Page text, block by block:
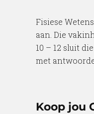
Fisiese
aan. Die
10 – 12 sluit
met
Koop jou